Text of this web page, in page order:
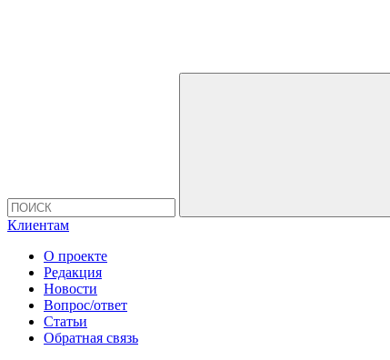
Клиентам
О проекте
Редакция
Новости
Вопрос/ответ
Статьи
Обратная связь